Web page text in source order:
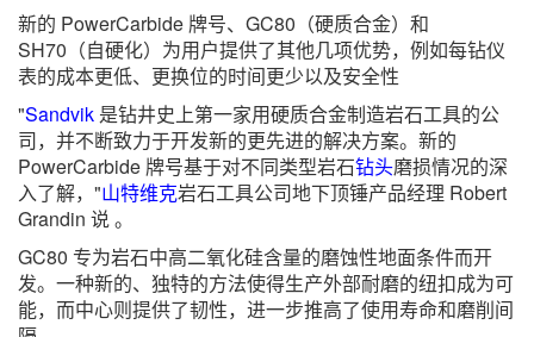
新的 PowerCarbide 牌号、GC80（硬质合金）和
SH70（自硬化）为用户提供了其他几项优势，例如每钻仪
表的成本更低、更换位的时间更少以及安全性
"Sandvik 是钻井史上第一家用硬质合金制造岩石工具的公
司，并不断致力于开发新的更先进的解决方案。新的
PowerCarbide 牌号基于对不同类型岩石钻头磨损情况的深
入了解，"山特维克岩石工具公司地下顶锤产品经理 Robert
Grandin 说 。
GC80 专为岩石中高二氧化硅含量的磨蚀性地面条件而开
发。一种新的、独特的方法使得生产外部耐磨的纽扣成为可
能，而中心则提供了韧性，进一步推高了使用寿命和磨削间